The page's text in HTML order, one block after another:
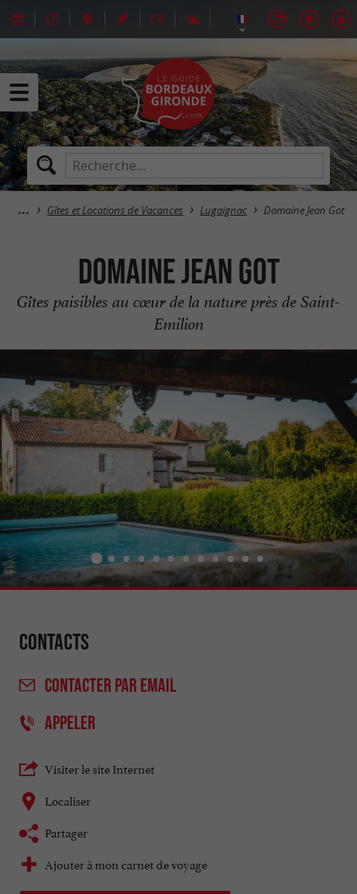
Gîtes et Locations de Vacances Lugaignac Domaine Jean Got
Domaine Jean Got
Gîtes paisibles au cœur de la nature près de Saint-
Emilion
Contacts
CONTACTER PAR EMAIL
APPELER
Visiter le site Internet
Localiser
Partager
Ajouter à mon carnet de voyage